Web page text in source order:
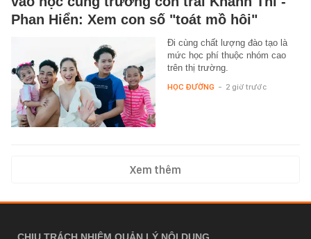
Phan Hiển: Xem con số "toát mồ hôi"
Đi cùng chất lượng đào tạo là
mức học phí thuộc nhóm cao
trên thị trường.
HỌC ĐƯỜNG - 2 giờ trước
Xem thêm
CHỊU TRÁCH NHIỆM QUẢN LÝ NỘI DUNG